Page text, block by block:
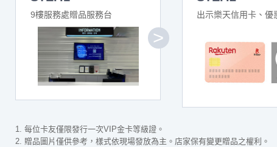
9樓服務處贈品服務台 出示樂天信用卡、優
每位卡友僅限發行一次VIP金卡等級證。
贈品圖片僅供參考，樣式依現場發放為主。店家保有變更贈品之權利。